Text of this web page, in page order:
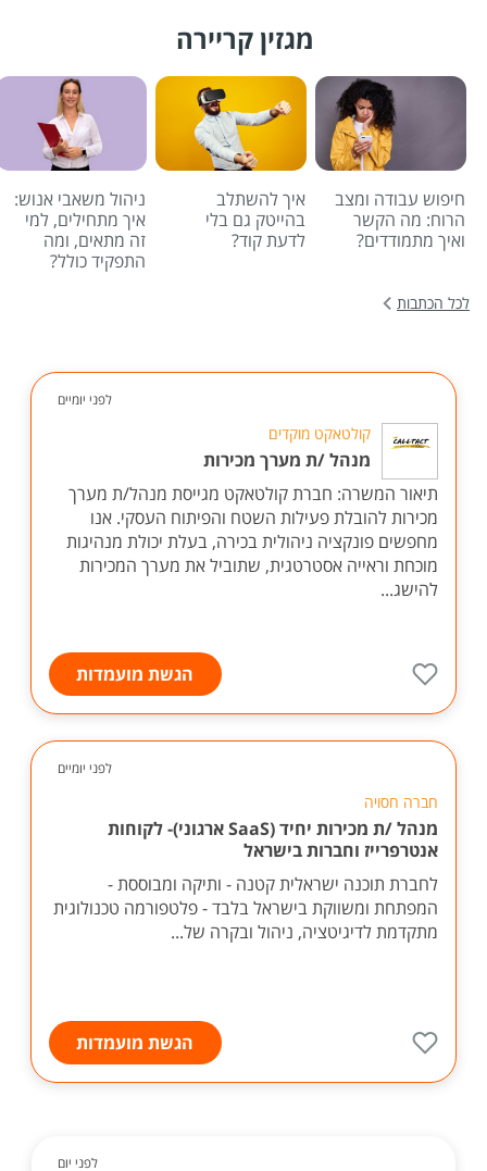
מגזין קריירה
חיפוש עבודה ומצב
הרוח: מה הקשר
ואיך מתמודדים?
איך להשתלב
בהייטק גם בלי
לדעת קוד?
ניהול משאבי אנוש:
איך מתחילים, למי
זה מתאים, ומה
התפקיד כולל?
לכל הכתבות
לפני יומיים
קולטאקט מוקדים
מנהל /ת מערך מכירות
תיאור המשרה: חברת קולטאקט מגייסת מנהל/ת מערך
מכירות להובלת פעילות השטח והפיתוח העסקי. אנו
מחפשים פונקציה ניהולית בכירה, בעלת יכולת מנהיגות
מוכחת וראייה אסטרטגית, שתוביל את מערך המכירות
להישג...
הגשת מועמדות
לפני יומיים
חברה חסויה
מנהל /ת מכירות יחיד (SaaS ארגוני)- לקוחות
אנטרפרייז וחברות בישראל
לחברת תוכנה ישראלית קטנה - ותיקה ומבוססת -
המפתחת ומשווקת בישראל בלבד - פלטפורמה טכנולוגית
מתקדמת לדיגיטציה, ניהול ובקרה של...
הגשת מועמדות
לפני יום